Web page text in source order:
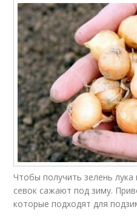
Чтобы получить зелень
севок сажают под зиму.
которые подходят для